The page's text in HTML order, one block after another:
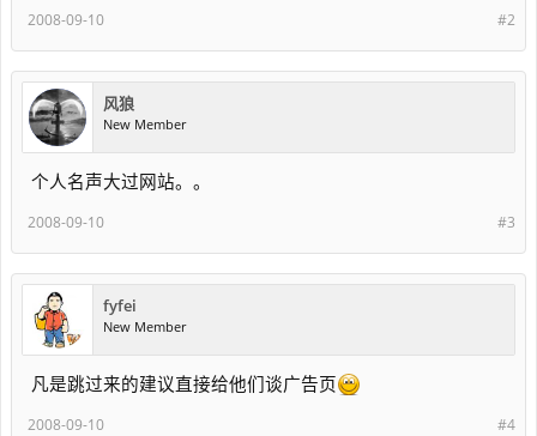
#2
2008-09-10
风狼
New Member
个人名声大过网站。。
#3
2008-09-10
fyfei
New Member
凡是跳过来的建议直接给他们谈广告页
#4
2008-09-10